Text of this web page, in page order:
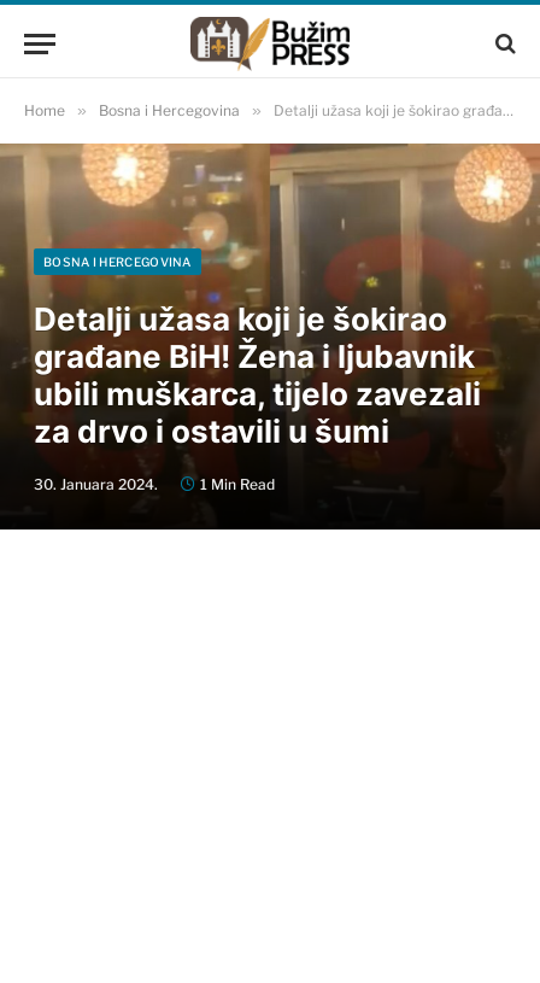
Home » Bosna i Hercegovina » Detalji užasa koji je šokirao građane BiH! Žena i ljubavnik ubili muškarca, tijelo zavezali za drvo i ostavili u šumi
BOSNA I HERCEGOVINA
Detalji užasa koji je šokirao
građane BiH! Žena i ljubavnik
ubili muškarca, tijelo zavezali
za drvo i ostavili u šumi
30. Januara 2024. 1 Min Read